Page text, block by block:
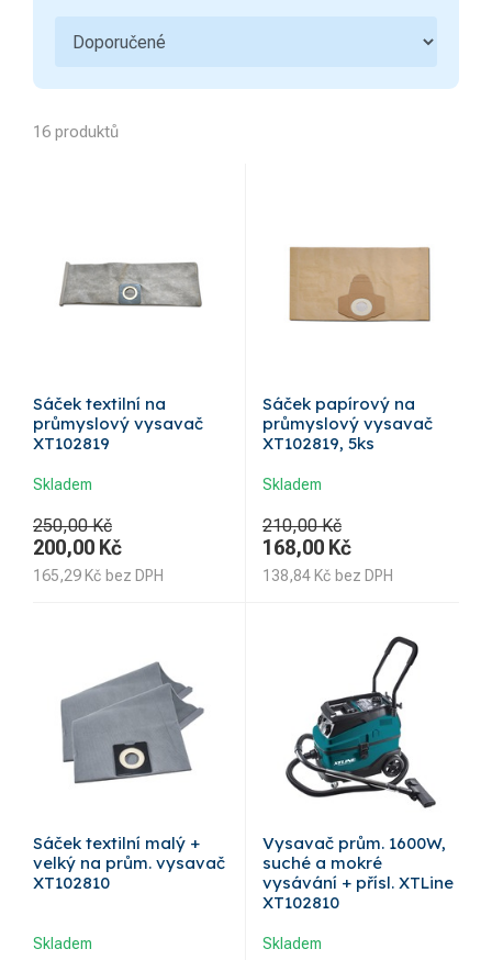
16 produktů
Sáček textilní na
průmyslový vysavač
XT102819
Skladem
250,00 Kč
200,00 Kč
165,29 Kč bez DPH
Sáček papírový na
průmyslový vysavač
XT102819, 5ks
Skladem
210,00 Kč
168,00 Kč
138,84 Kč bez DPH
Sáček textilní malý +
velký na prům. vysavač
XT102810
Skladem
Vysavač prům. 1600W,
suché a mokré
vysávání + přísl. XTLine
XT102810
Skladem